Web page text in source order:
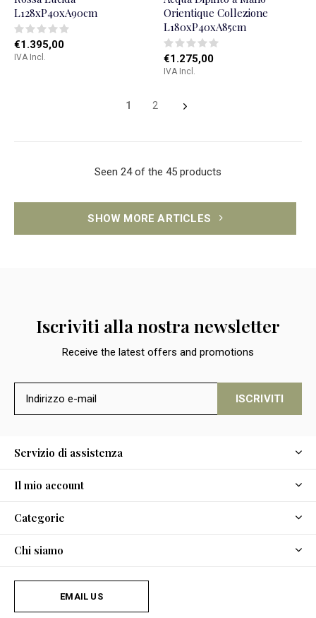
L128xP40xA90cm
€1.395,00
IVA Incl.
Orientique Collezione
L180xP40xA85cm
€1.275,00
IVA Incl.
1 2
Seen 24 of the 45 products
SHOW MORE ARTICLES
Iscriviti alla nostra newsletter
Receive the latest offers and promotions
ISCRIVITI
Servizio di assistenza
Il mio account
Categorie
Chi siamo
EMAIL US